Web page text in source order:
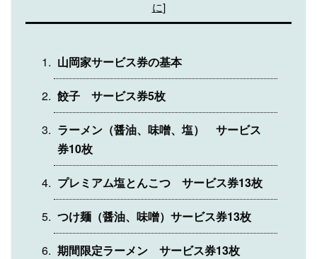
に]
山岡家サービス券の基本
餃子 サービス券5枚
ラーメン（醤油、味噌、塩） サービス
券10枚
プレミアム塩とんこつ サービス券13枚
つけ麺（醤油、味噌）サービス券13枚
期間限定ラーメン サービス券13枚